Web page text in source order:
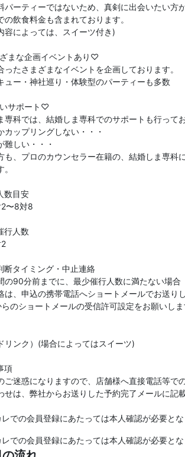
パーティーではないため、真剣に出会いたい方
の飲食料金も含まれております。
容によっては、スイーツ付き)
まな企画イベントあり♡
ったさまざまなイベントを企画しております。
ュー・神社巡り・体験型のパーティーも多数
サポート♡
専科では、結婚しま専科でのサポートも行って
カップリングしない・・・
難しい・・・
も、プロのカウンセラー在籍の、結婚しま専
数目安
〜8対8
行人数
断タイミング・中止連絡
の90分前までに、最少催行人数に満たない場合
は、申込の携帯電話へショートメールでお送り
のショートメールの受信許可設定をお願いし
リンク）(場合によってはスイーツ)
項
ご迷惑になりますので、店舗様へ直接電話等で
せは、弊社からお送りした予約完了メールに記
での会員登録にあたっては本人確認が必要と
での会員登録にあたっては本人確認が必要と